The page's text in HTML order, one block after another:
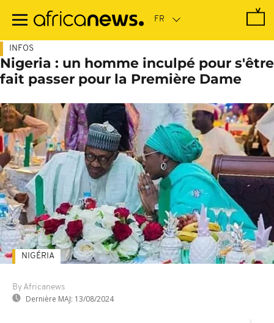
contenu
INFOS
Nigeria : un homme inculpé pour s'être
fait passer pour la Première Dame
By Africanews
Dernière MAJ: 13/08/2024
NIGÉRIA